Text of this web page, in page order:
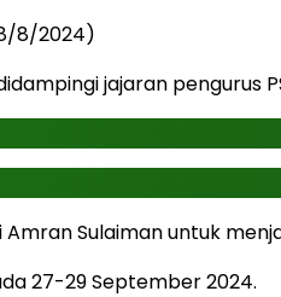
8/2024)
jajaran pengurus
Sulaiman untuk
27-29 September 2024.